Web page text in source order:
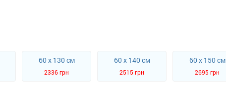
60 x 130 см
2336 грн
60 x 140 см
2515 грн
60 x 150 см
2695 грн